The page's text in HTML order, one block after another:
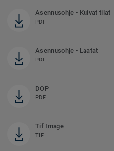
Asennusohje - Kuivat tilat
PDF
Asennusohje - Laatat
PDF
DOP
PDF
Tif Image
TIF